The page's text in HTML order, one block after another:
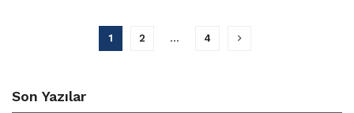
1 2 … 4
Son Yazılar